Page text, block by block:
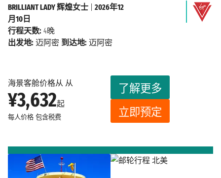
海景客舱价格从 从
¥3,632起
每人价格 包含税费
了解更多
立即预定
BRILLIANT LADY 辉煌女士
2026年12
月10日
行程天数: 4晚
出发地: 迈阿密 到达地: 迈阿密